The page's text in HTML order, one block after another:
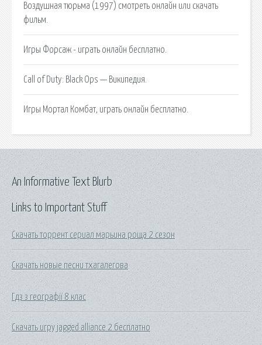
Воздушная тюрьма (1997) смотреть онлайн или скачать
фильм.
Игры Форсаж - играть онлайн бесплатно.
Call of Duty: Black Ops — Википедия.
Игры Мортал Комбат, играть онлайн бесплатно.
Links to Important Stuff
Скачать торрент сериал марьина роща 2 сезон
Скачать новые песни тхагалегова
Гдз з географії 8 клас
Скачать игру jagged alliance 2 бесплатно
An Informative Text Blurb